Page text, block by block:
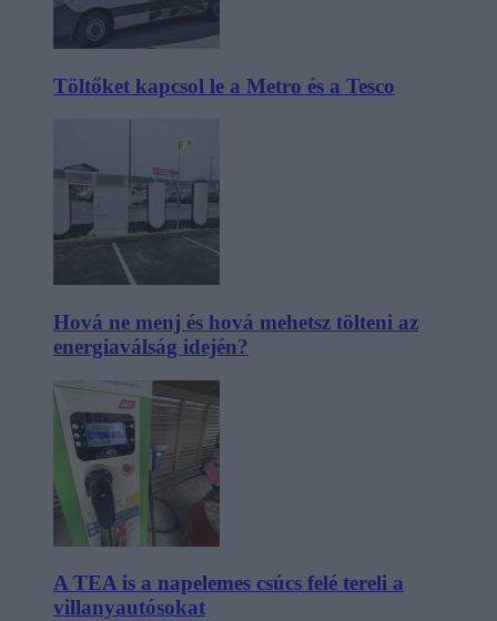
Töltőket kapcsol le a Metro és a Tesco
Hová ne menj és hová mehetsz tölteni az
energiaválság idején?
A TEA is a napelemes csúcs felé tereli a
villanyautósokat